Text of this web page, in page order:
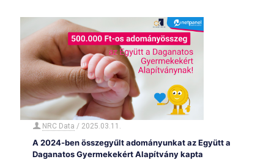
NRC Data / 2025.03.11.
A 2024-ben összegyűlt adományunkat az Együtt a
Daganatos Gyermekekért Alapítvány kapta